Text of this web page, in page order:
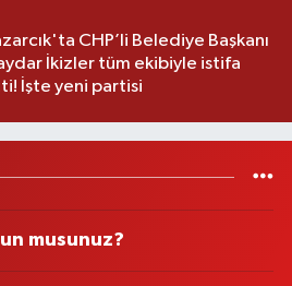
CHP’li Belediye Başkanı
İkizler tüm ekibiyle istifa
İşte yeni partisi
musunuz?